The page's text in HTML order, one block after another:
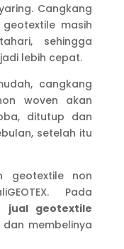
Cangkang
masih
sehingga
lebih cepat.
cangkang
woven akan
ditutup dan
setelah itu
geotextile non
Pada
jual geotextile
dan membelinya